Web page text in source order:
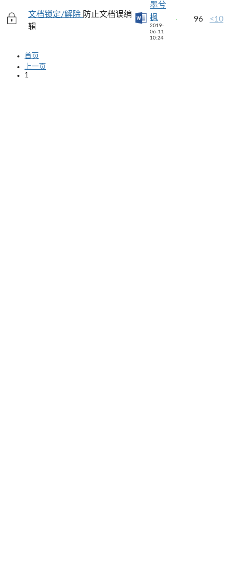
文档锁定/解除 防止文档误编
辑
墨兮
枫
2019-
06-11
10:24
96 <10
首页
上一页
1